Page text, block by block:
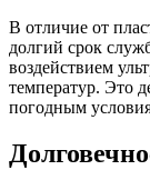
В отличие от
долгий срок
воздействием
температур. Это
погодным